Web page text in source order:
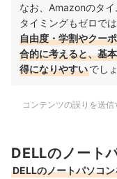
なお、Amazonのタ
タイミングもゼロで
自由度・学割やクー
合的に考えると、基
得になりやすいでし
コンテンツの誤りを送信
DELLのノート
DELLのノートパソコ